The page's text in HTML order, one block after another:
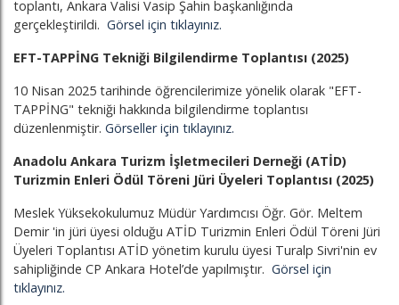
toplantı, Ankara Valisi Vasip Şahin başkanlığında
gerçekleştirildi. Görsel için tıklayınız.
EFT-TAPPİNG Tekniği Bilgilendirme Toplantısı (2025)
10 Nisan 2025 tarihinde öğrencilerimize yönelik olarak "EFT-
TAPPİNG" tekniği hakkında bilgilendirme toplantısı
düzenlenmiştir. Görseller için tıklayınız.
Anadolu Ankara Turizm İşletmecileri Derneği (ATİD)
Turizmin Enleri Ödül Töreni Jüri Üyeleri Toplantısı (2025)
Meslek Yüksekokulumuz Müdür Yardımcısı Öğr. Gör. Meltem
Demir 'in jüri üyesi olduğu ATİD Turizmin Enleri Ödül Töreni Jüri
Üyeleri Toplantısı ATİD yönetim kurulu üyesi Turalp Sivri'nin ev
sahipliğinde CP Ankara Hotel’de yapılmıştır. Görsel için
tıklayınız.